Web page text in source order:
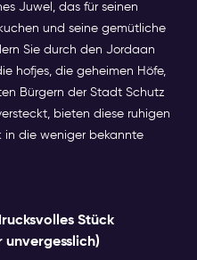
Juwel, das für seinen
und seine gemütliche
Sie durch den Jordaan
hofjes, die geheimen Höfe,
Bürgern der Stadt Schutz
bieten diese ruhigen
in die weniger bekannte
Stück